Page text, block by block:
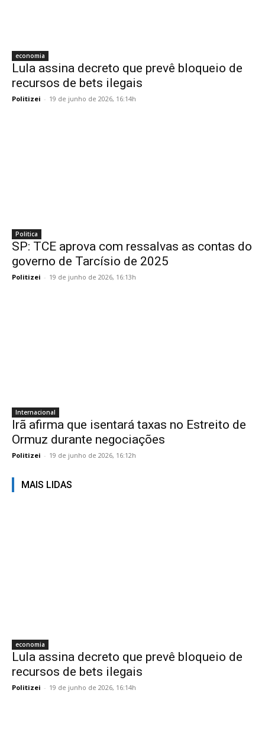
economia
Lula assina decreto que prevê bloqueio de
recursos de bets ilegais
Politizei - 19 de junho de 2026, 16:14h
Politica
SP: TCE aprova com ressalvas as contas do
governo de Tarcísio de 2025
Politizei - 19 de junho de 2026, 16:13h
Internacional
Irã afirma que isentará taxas no Estreito de
Ormuz durante negociações
Politizei - 19 de junho de 2026, 16:12h
MAIS LIDAS
economia
Lula assina decreto que prevê bloqueio de
recursos de bets ilegais
Politizei - 19 de junho de 2026, 16:14h